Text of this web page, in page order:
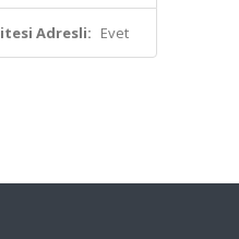
Adresli: Evet